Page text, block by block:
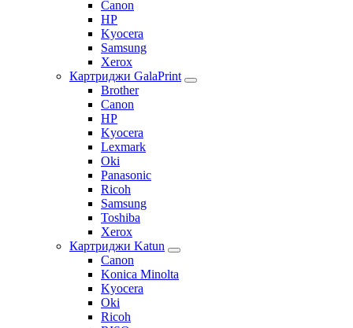
Canon
HP
Kyocera
Samsung
Xerox
Картриджи GalaPrint
Brother
Canon
HP
Kyocera
Lexmark
Oki
Panasonic
Ricoh
Samsung
Toshiba
Xerox
Картриджи Katun
Canon
Konica Minolta
Kyocera
Oki
Ricoh